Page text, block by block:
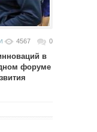
4567 0
в
форуме